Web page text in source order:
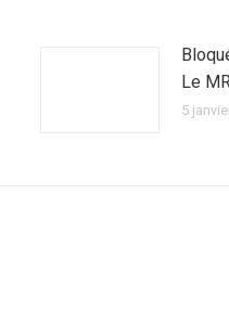
Le
5